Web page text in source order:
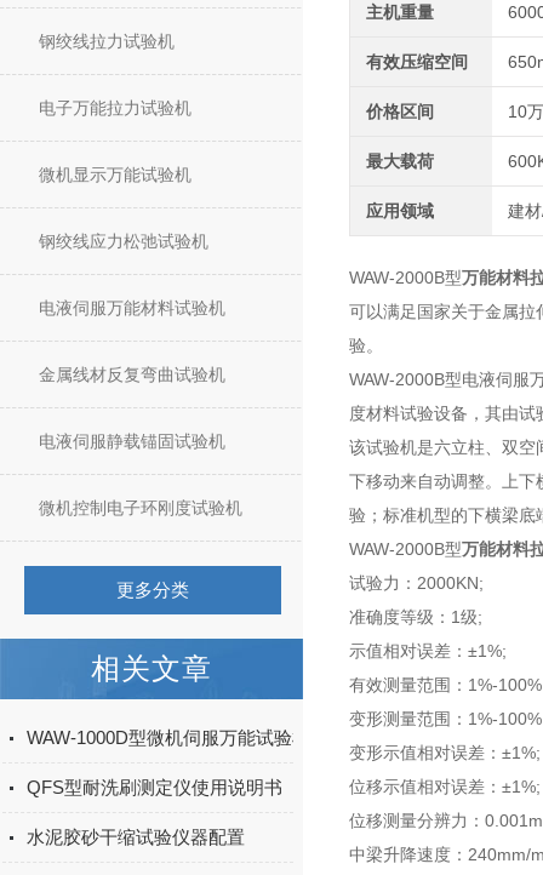
钢绞线拉力试验机
电子万能拉力试验机
微机显示万能试验机
钢绞线应力松弛试验机
电液伺服万能材料试验机
金属线材反复弯曲试验机
电液伺服静载锚固试验机
微机控制电子环刚度试验机
更多分类
相关文章
WAW-1000D型微机伺服万能试验机安全操作规程
QFS型耐洗刷测定仪使用说明书
水泥胶砂干缩试验仪器配置
主机重量
有效压缩空间
价格区间 10
最大载荷
应用领域 建
WAW-2000B型万能材料
可以满足国家关于金属
验。
WAW-2000B型电液伺服
度材料试验设备，其由
该试验机是六立柱、双
下移动来自动调整。上下
验；标准机型的下横梁
WAW-2000B型万能材料
试验力：2000KN;
准确度等级：1级;
示值相对误差：±1%;
有效测量范围：1%-
变形测量范围：1%-
变形示值相对误差：±1%;
位移示值相对误差：±1%;
位移测量分辨力：
中梁升降速度：240mm/